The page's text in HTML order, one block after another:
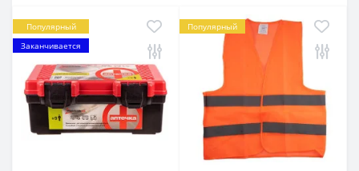
Популярный
Заканчивается
Популярный